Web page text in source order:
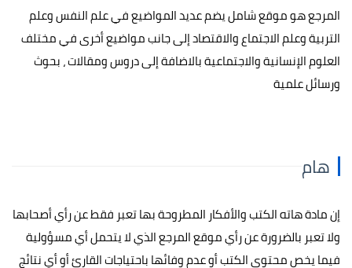
المرجع هو موقع شامل يضم عديد المواضيع في علم النفس وعلم
التربية وعلم الاجتماع والاقتصاد إلى جانب مواضيع أخرى في مختلف
العلوم الإنسانية والاجتماعية بالاضافة إلى دروس ومقالات ، بحوث
ورسائل علمية
هام
إن مادة هاته الكتب والأفكار المطروحة بها تعبر فقط عن رأي أصحابها
ولا تعبر بالضرورة عن رأي موقع المرجع الذي لا يتحمل أي مسؤولية
فيما يخص محتوى الكتب أو عدم وفائها باحتياجات القارئ أو أي نتائج